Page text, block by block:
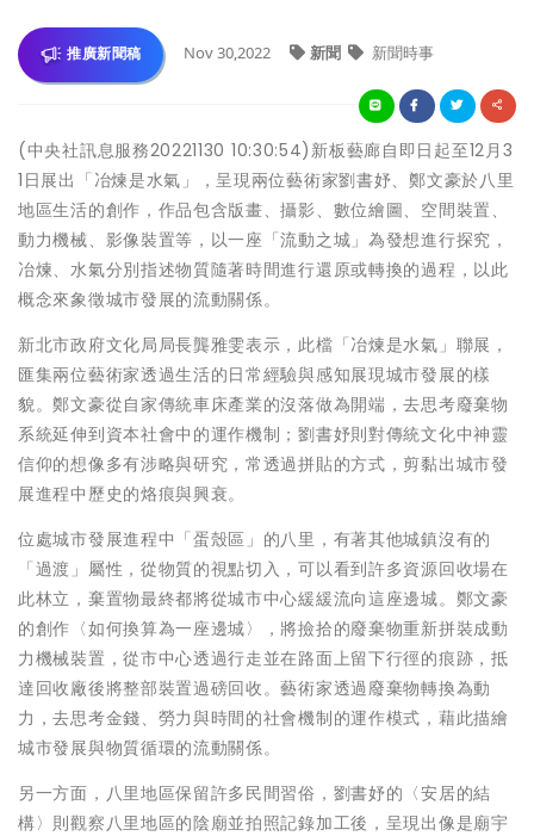
推廣新聞稿 Nov 30,2022 新聞 新聞時事
(中央社訊息服務20221130 10:30:54)新板藝廊自即日起至12月3
1日展出「冶煉是水氣」，呈現兩位藝術家劉書妤、鄭文豪於八里
地區生活的創作，作品包含版畫、攝影、數位繪圖、空間裝置、
動力機械、影像裝置等，以一座「流動之城」為發想進行探究，
冶煉、水氣分別指述物質隨著時間進行還原或轉換的過程，以此
概念來象徵城市發展的流動關係。
新北市政府文化局局長龔雅雯表示，此檔「冶煉是水氣」聯展，
匯集兩位藝術家透過生活的日常經驗與感知展現城市發展的樣
貌。鄭文豪從自家傳統車床產業的沒落做為開端，去思考廢棄物
系統延伸到資本社會中的運作機制；劉書妤則對傳統文化中神靈
信仰的想像多有涉略與研究，常透過拼貼的方式，剪黏出城市發
展進程中歷史的烙痕與興衰。
位處城市發展進程中「蛋殼區」的八里，有著其他城鎮沒有的
「過渡」屬性，從物質的視點切入，可以看到許多資源回收場在
此林立，棄置物最終都將從城市中心緩緩流向這座邊城。鄭文豪
的創作〈如何換算為一座邊城〉，將撿拾的廢棄物重新拼裝成動
力機械裝置，從市中心透過行走並在路面上留下行徑的痕跡，抵
達回收廠後將整部裝置過磅回收。藝術家透過廢棄物轉換為動
力，去思考金錢、勞力與時間的社會機制的運作模式，藉此描繪
城市發展與物質循環的流動關係。
另一方面，八里地區保留許多民間習俗，劉書妤的〈安居的結
構〉則觀察八里地區的陰廟並拍照記錄加工後，呈現出像是廟宇